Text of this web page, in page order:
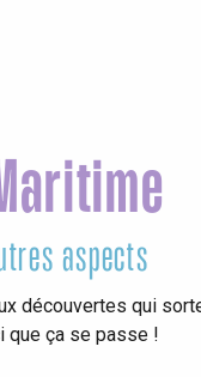
aspects
découvertes qui
que ça se passe !